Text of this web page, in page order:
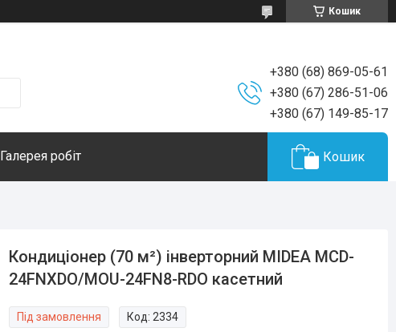
Кошик
+380 (68) 869-05-61
+380 (67) 286-51-06
+380 (67) 149-85-17
Галерея робіт Кошик
Кондиціонер (70 м²) інверторний MIDEA MCD-
24FNXDO/MOU-24FN8-RDO касетний
Під замовлення Код: 2334